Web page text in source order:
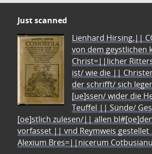
Just scanned
Lienhard Hirsing.||
von dem geystlichen
Christ=||licher
ist/ wie die ||
der schrifft/ sich
[ue]ssen/ wider die
Teuffel || Sünde/
[oe]stlich zulesen/|| allen
vorfasset || vnd Reymweis
Alexium Bres=||nicerum